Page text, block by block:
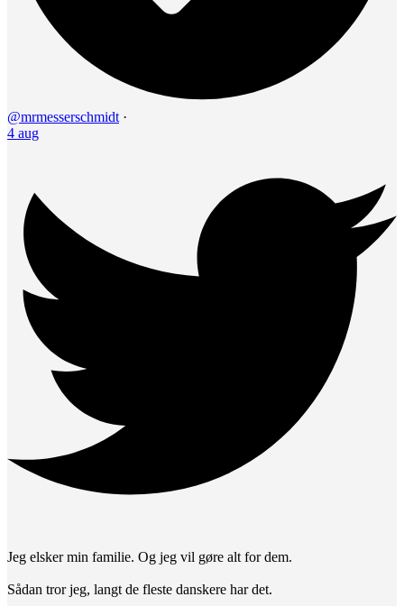
@mrmesserschmidt ·
4 aug
Jeg elsker min familie. Og jeg vil gøre alt for dem.
Sådan tror jeg, langt de fleste danskere har det.